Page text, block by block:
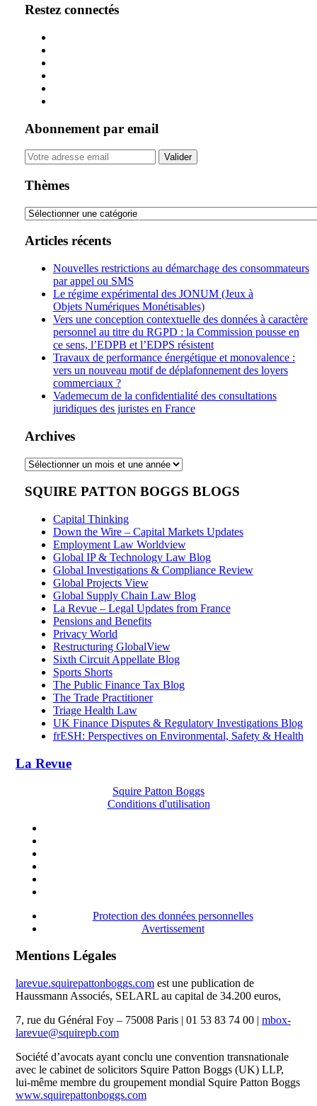
Restez connectés
Abonnement par email
Your
website
Thèmes
Thèmes
Articles récents
Nouvelles restrictions au démarchage des consommateurs
par appel ou SMS
Le régime expérimental des JONUM (Jeux à
Objets Numériques Monétisables)
Vers une conception contextuelle des données à caractère
personnel au titre du RGPD : la Commission pousse en
ce sens, l’EDPB et l’EDPS résistent
Travaux de performance énergétique et monovalence :
vers un nouveau motif de déplafonnement des loyers
commerciaux ?
Vademecum de la confidentialité des consultations
juridiques des juristes en France
Archives
Archives
SQUIRE PATTON BOGGS BLOGS
Capital Thinking
Down the Wire – Capital Markets Updates
Employment Law Worldview
Global IP & Technology Law Blog
Global Investigations & Compliance Review
Global Projects View
Global Supply Chain Law Blog
La Revue – Legal Updates from France
Pensions and Benefits
Privacy World
Restructuring GlobalView
Sixth Circuit Appellate Blog
Sports Shorts
The Public Finance Tax Blog
The Trade Practitioner
Triage Health Law
UK Finance Disputes & Regulatory Investigations Blog
frESH: Perspectives on Environmental, Safety & Health
La Revue
Squire Patton Boggs
Conditions d'utilisation
Protection des données personnelles
Avertissement
Mentions Légales
larevue.squirepattonboggs.comest une publication de
Haussmann Associés, SELARL au capital de 34.200 euros,
7, rue du Général Foy – 75008 Paris | 01 53 83 74 00 | mbox-
larevue@squirepb.com
Société d’avocats ayant conclu une convention transnationale
avec le cabinet de solicitors Squire Patton Boggs (UK) LLP,
lui-même membre du groupement mondial Squire Patton Boggs
www.squirepattonboggs.com